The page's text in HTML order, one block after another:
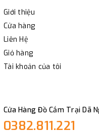
Giới thiệu
Cửa hàng
Liên Hệ
Giỏ hàng
Tài khoản của tôi
Cửa Hàng Đồ Cắm Trại Dã
0382.811.221